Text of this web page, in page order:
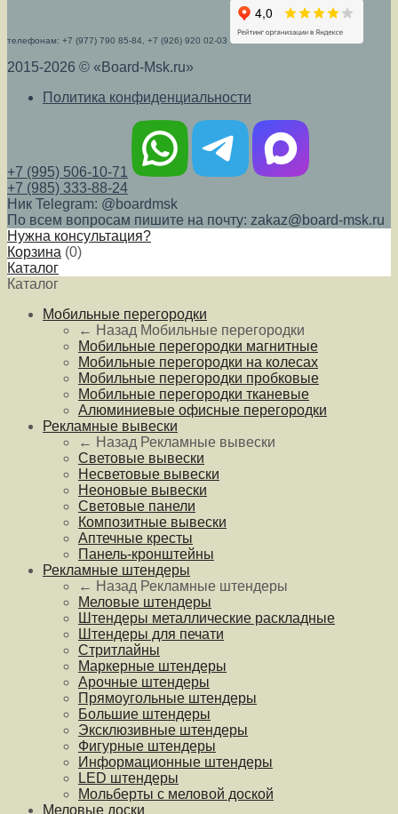
телефонам: +7 (977) 790 85-84, +7 (926) 920 02-03
2015-2026 © «Board-Msk.ru»
Политика конфиденциальности
+7 (995) 506-10-71
+7 (985) 333-88-24
Ник Telegram: @boardmsk
По всем вопросам пишите на почту: zakaz@board-msk.ru
Нужна консультация?
Корзина (0)
Каталог
Каталог
Мобильные перегородки
← Назад Мобильные перегородки
Мобильные перегородки магнитные
Мобильные перегородки на колесах
Мобильные перегородки пробковые
Мобильные перегородки тканевые
Алюминиевые офисные перегородки
Рекламные вывески
← Назад Рекламные вывески
Световые вывески
Несветовые вывески
Неоновые вывески
Световые панели
Композитные вывески
Аптечные кресты
Панель-кронштейны
Рекламные штендеры
← Назад Рекламные штендеры
Меловые штендеры
Штендеры металлические раскладные
Штендеры для печати
Стритлайны
Маркерные штендеры
Арочные штендеры
Прямоугольные штендеры
Большие штендеры
Эксклюзивные штендеры
Фигурные штендеры
Информационные штендеры
LED штендеры
Мольберты с меловой доской
Меловые доски